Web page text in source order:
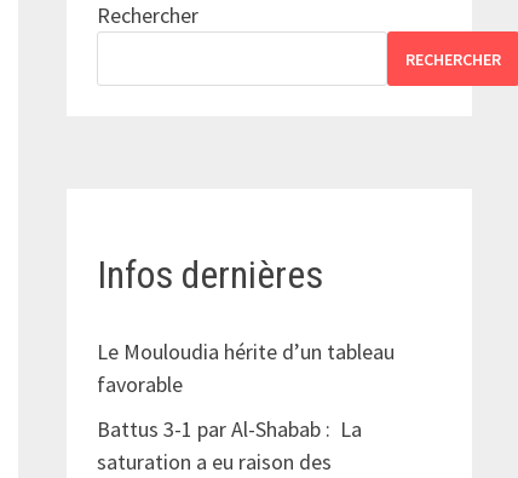
Rechercher
RECHERCHER
Infos dernières
Le Mouloudia hérite d’un tableau
favorable
Battus 3-1 par Al-Shabab : La
saturation a eu raison des